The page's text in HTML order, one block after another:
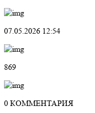
07.05.2026 12:54
869
0 КОММЕНТАРИЯ